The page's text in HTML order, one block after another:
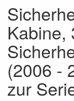
Kabine,
(2006 -
zur